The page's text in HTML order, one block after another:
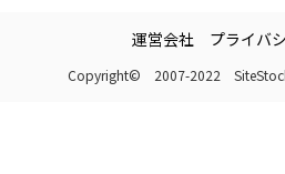
運営会社 プライバ
Copyright© 2007-2022 SiteStock